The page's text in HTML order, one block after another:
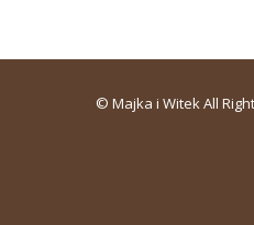
© Majka i Witek All